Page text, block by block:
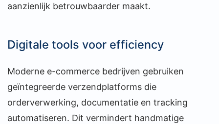
aanzienlijk betrouwbaarder maakt.
Digitale tools voor efficiency
Moderne e-commerce bedrijven gebruiken
geïntegreerde verzendplatforms die
orderverwerking, documentatie en tracking
automatiseren. Dit vermindert handmatige